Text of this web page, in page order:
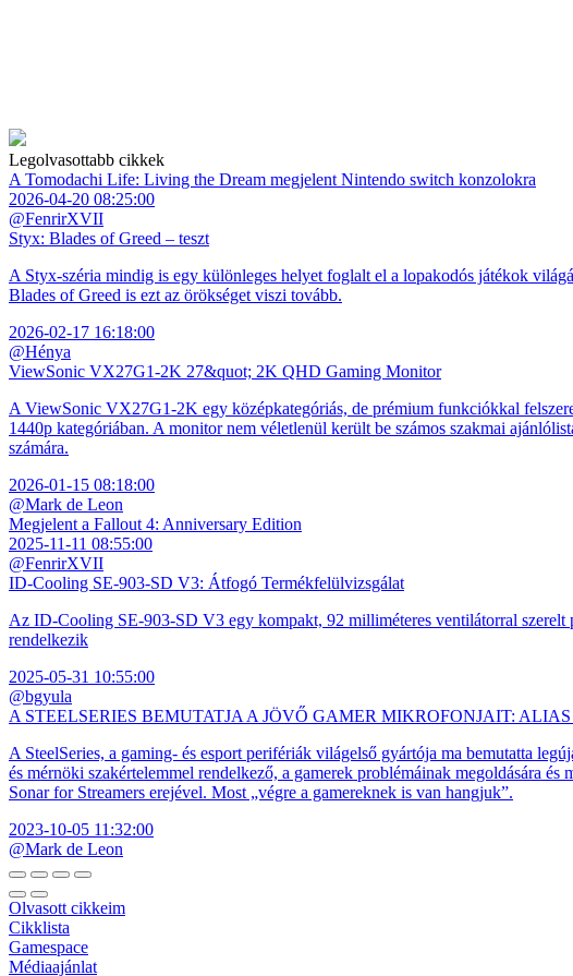
Legolvasottabb cikkek
A Tomodachi Life: Living the Dream megjelent Nintendo switch konzolokra
2026-04-20 08:25:00
@FenrirXVII
Styx: Blades of Greed – teszt
A Styx-széria mindig is egy különleges helyet foglalt el a lopakodós játékok
Blades of Greed is ezt az örökséget viszi tovább.
2026-02-17 16:18:00
@Hénya
ViewSonic VX27G1-2K 27&quot; 2K QHD Gaming Monitor
A ViewSonic VX27G1-2K egy középkategóriás, de prémium funkciókkal
1440p kategóriában. A monitor nem véletlenül került be számos szakmai
számára.
2026-01-15 08:18:00
@Mark de Leon
Megjelent a Fallout 4: Anniversary Edition
2025-11-11 08:55:00
@FenrirXVII
ID-Cooling SE-903-SD V3: Átfogó Termékfelülvizsgálat
Az ID-Cooling SE-903-SD V3 egy kompakt, 92 milliméteres ventilátorral szerelt
rendelkezik
2025-05-31 10:55:00
@bgyula
A STEELSERIES BEMUTATJA A JÖVŐ GAMER MIKROFONJAIT:
A SteelSeries, a gaming- és esport perifériák világelső gyártója ma bemutatta
és mérnöki szakértelemmel rendelkező, a gamerek problémáinak megoldására
Sonar for Streamers erejével. Most „végre a gamereknek is van hangjuk”.
2023-10-05 11:32:00
@Mark de Leon
Olvasott cikkeim
Cikklista
Gamespace
Médiaajánlat